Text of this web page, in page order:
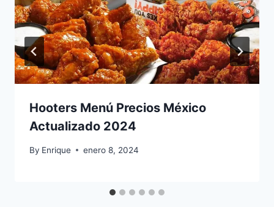
Hooters Menú Precios México
Actualizado 2024
By Enrique enero 8, 2024